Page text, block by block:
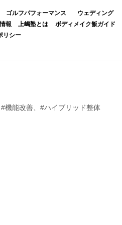
ゴルフパフォーマンス
ウェディング
報 上嶋塾とは
ボディメイク飯ガイド
リシー
機能改善、#ハイブリッド整体